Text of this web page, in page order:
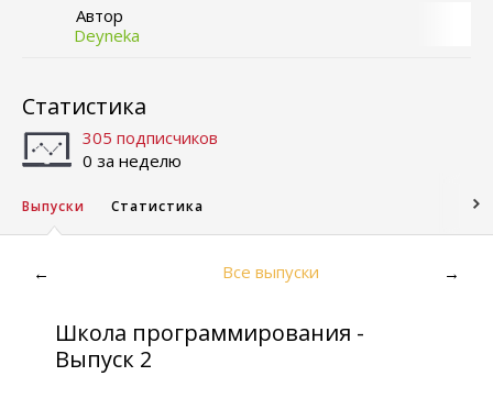
Автор
Deyneka
Статистика
305 подписчиков
0 за неделю
Выпуски Статистика
← Все выпуски →
Школа программирования -
Выпуск 2